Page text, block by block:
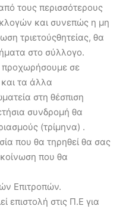
τους περισσότερους
και συνεπώς η μη
τριετούςθητείας, θα
στο σύλλογο.
σε
τα άλλα
στη θέσπιση
συνδρομή θα
(τρίμηνα) .
που θα τηρηθεί θα σας
που θα
Επιτροπών.
επιστολή στις Π.Ε για